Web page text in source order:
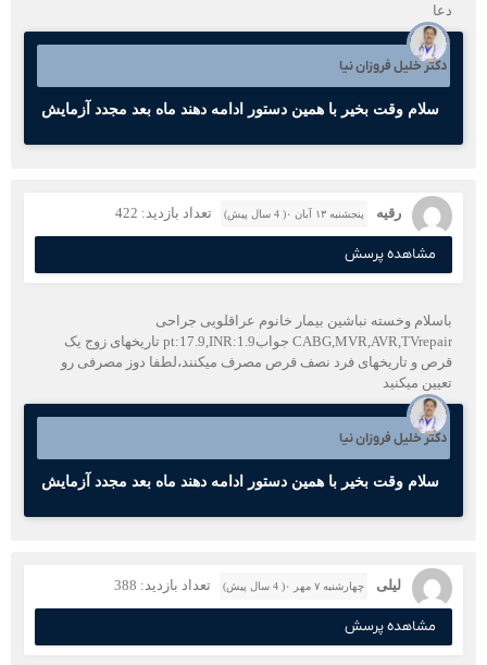
دعا
دکتر خلیل فروزان نیا
سلام وقت بخیر با همین دستور ادامه دهند ماه بعد مجدد آزمایش
رقیه پنجشنبه ۱۳ آبان ۰( 4 سال پیش) تعداد بازدید: 422
مشاهده پرسش
باسلام وخسته نباشین بیمار خانوم عراقلویی جراحی
CABG,MVR,AVR,TVrepair جوابpt:17.9,INR:1.9 تاریخهای زوج یک
قرص و تاریخهای فرد نصف قرص مصرف میکنند،لطفا دوز مصرفی رو
تعیین میکنید
دکتر خلیل فروزان نیا
سلام وقت بخیر با همین دستور ادامه دهند ماه بعد مجدد آزمایش
لیلی چهارشنبه ۷ مهر ۰( 4 سال پیش) تعداد بازدید: 388
مشاهده پرسش